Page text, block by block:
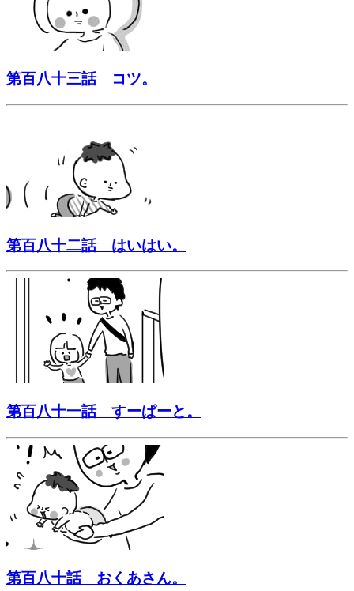
第百八十三話 コツ。
第百八十二話 はいはい。
第百八十一話 すーぱーと。
第百八十話 おくあさん。